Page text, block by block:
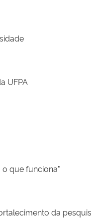
UFPA
que funciona"
da